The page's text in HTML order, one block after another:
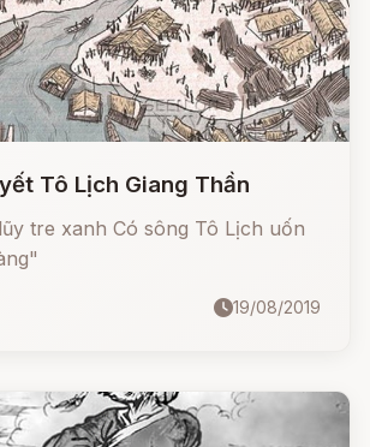
Tô Lịch Giang Thần
tre xanh Có sông Tô Lịch uốn
19/08/2019